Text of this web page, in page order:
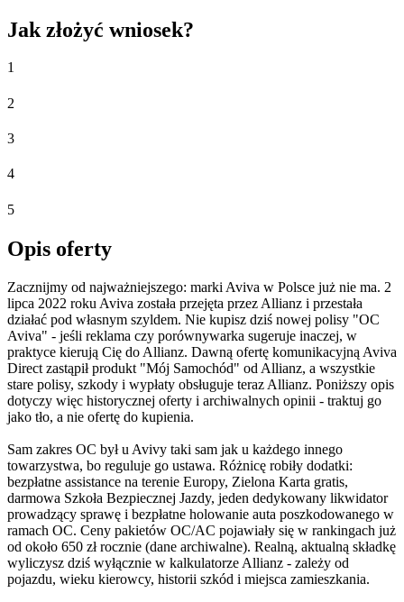
Jak złożyć wniosek?
1
2
3
4
5
Opis oferty
Zacznijmy od najważniejszego: marki Aviva w Polsce już nie ma. 2
lipca 2022 roku Aviva została przejęta przez Allianz i przestała
działać pod własnym szyldem. Nie kupisz dziś nowej polisy "OC
Aviva" - jeśli reklama czy porównywarka sugeruje inaczej, w
praktyce kierują Cię do Allianz. Dawną ofertę komunikacyjną Aviva
Direct zastąpił produkt "Mój Samochód" od Allianz, a wszystkie
stare polisy, szkody i wypłaty obsługuje teraz Allianz. Poniższy opis
dotyczy więc historycznej oferty i archiwalnych opinii - traktuj go
jako tło, a nie ofertę do kupienia.
Sam zakres OC był u Avivy taki sam jak u każdego innego
towarzystwa, bo reguluje go ustawa. Różnicę robiły dodatki:
bezpłatne assistance na terenie Europy, Zielona Karta gratis,
darmowa Szkoła Bezpiecznej Jazdy, jeden dedykowany likwidator
prowadzący sprawę i bezpłatne holowanie auta poszkodowanego w
ramach OC. Ceny pakietów OC/AC pojawiały się w rankingach już
od około 650 zł rocznie (dane archiwalne). Realną, aktualną składkę
wyliczysz dziś wyłącznie w kalkulatorze Allianz - zależy od
pojazdu, wieku kierowcy, historii szkód i miejsca zamieszkania.